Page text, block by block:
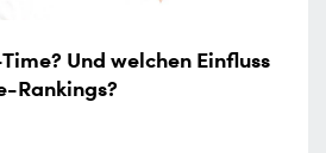
Und welchen Einfluss
Rankings?